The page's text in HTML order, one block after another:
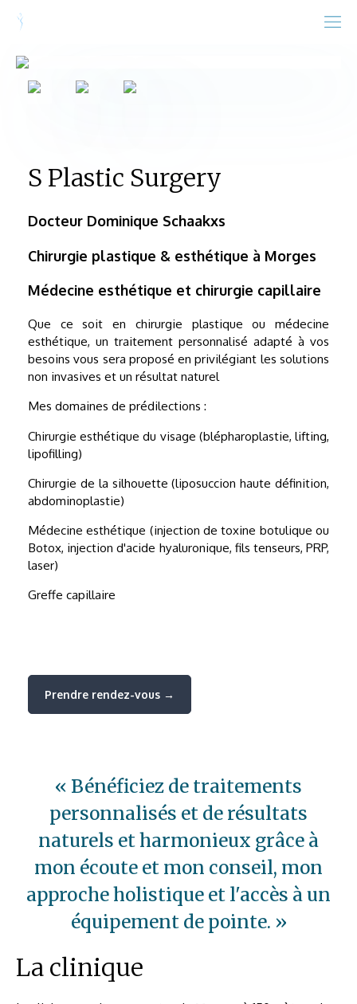
S Plastic Surgery
Docteur Dominique Schaakxs
Chirurgie plastique & esthétique à Morges
Médecine esthétique et chirurgie capillaire
Que ce soit en chirurgie plastique ou médecine
esthétique, un traitement personnalisé adapté à vos
besoins vous sera proposé en privilégiant les solutions
non invasives et un résultat naturel
Mes domaines de prédilections :
Chirurgie esthétique du visage (blépharoplastie, lifting,
lipofilling)
Chirurgie de la silhouette (liposuccion haute définition,
abdominoplastie)
Médecine esthétique (injection de toxine botulique ou
Botox, injection d'acide hyaluronique, fils tenseurs, PRP,
laser)
Greffe capillaire
Prendre rendez-vous →
« Bénéficiez de traitements
personnalisés et de résultats
naturels et harmonieux grâce à
mon écoute et mon conseil, mon
approche holistique et l'accès à un
équipement de pointe. »
La clinique